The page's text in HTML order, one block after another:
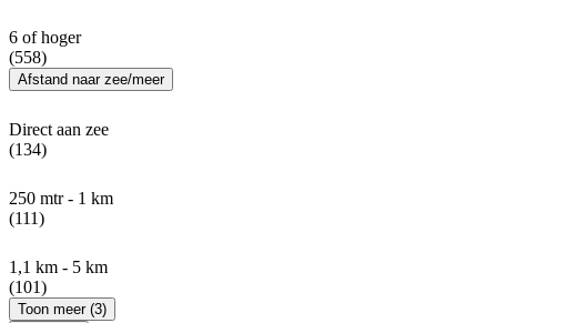
6 of hoger
(558)
Afstand naar zee/meer
Direct aan zee
(134)
250 mtr - 1 km
(111)
1,1 km - 5 km
(101)
Toon meer (3)